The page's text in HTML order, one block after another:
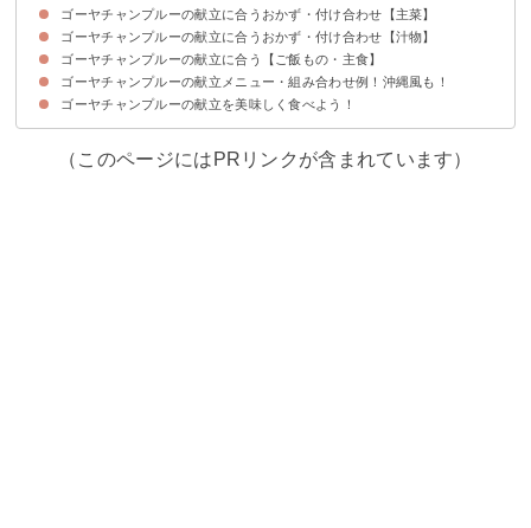
①ナスの甘酢炒め
②たこの唐揚げ
③人参しりしり
④おくらのゴマ和え
ゴーヤチャンプルーの献立に合うおかず・付け合わせ【主菜】
①豚の角煮
②エビのチリソース
③マグロの照り焼き
④鶏のから揚げ
ゴーヤチャンプルーの献立に合うおかず・付け合わせ【汁物】
①わかめと春雨のスープ
②具だくさんのけんちん汁
③野菜のコンソメスープ
④アサリのすまし汁
ゴーヤチャンプルーの献立に合う【ご飯もの・主食】
①しらす入りグリンピースご飯
②さっぱりにゅう麺
③ソーキそば風うどん
④ジューシー
ゴーヤチャンプルーの献立メニュー・組み合わせ例！沖縄風も！
献立メニュー①
献立メニュー②
献立メニュー③
献立メニュー④
献立メニュー⑤
ゴーヤチャンプルーの献立を美味しく食べよう！
（このページにはPRリンクが含まれています）